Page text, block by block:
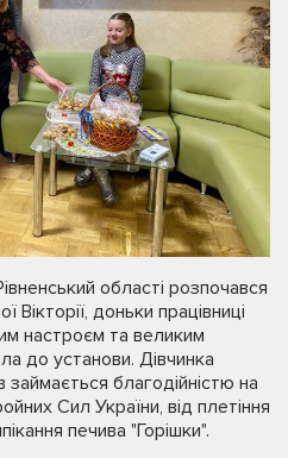
області розпочався
Вікторії, доньки працівниці
настроєм та великим
до установи. Дівчинка
займається благодійністю на
Сил України, від плетіння
печива "Горішки".